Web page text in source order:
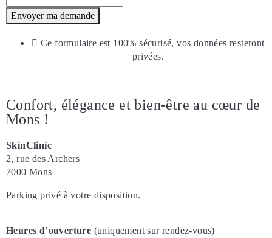
Envoyer ma demande
Ce formulaire est 100% sécurisé, vos données resteront
privées.
Confort, élégance et bien-être au cœur de
Mons !
SkinClinic
2, rue des Archers
7000 Mons
Parking privé à votre disposition.
Heures d’ouverture (uniquement sur rendez-vous)